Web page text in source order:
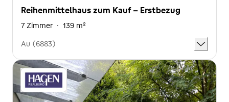
Reihenmittelhaus zum Kauf - Erstbezug
7 Zimmer · 139 m²
Au (6883)